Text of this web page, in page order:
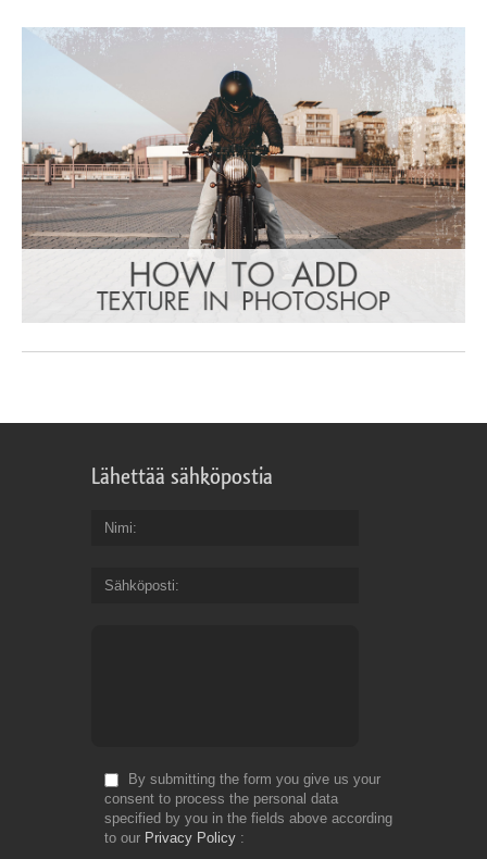
Lähettää sähköpostia
Nimi
Sähköposti
By submitting the form you give us your
consent to process the personal data
specified by you in the fields above according
to our Privacy Policy